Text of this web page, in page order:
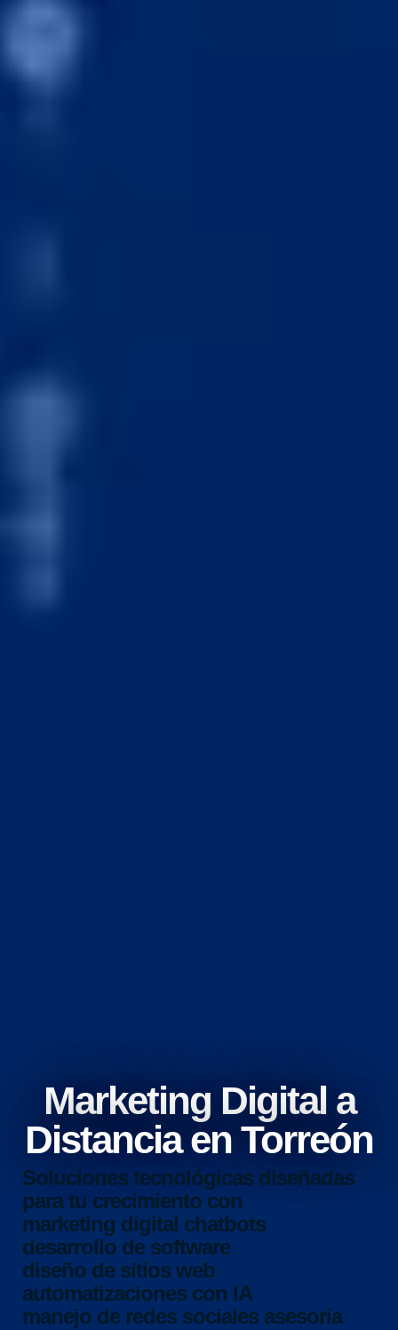
Marketing Digital a
Distancia en Torreón
Soluciones tecnológicas diseñadas
para tu crecimiento con
marketing digital chatbots
desarrollo de software
diseño de sitios web
automatizaciones con IA
manejo de redes sociales asesoría